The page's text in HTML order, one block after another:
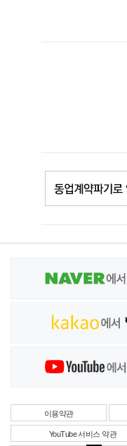
이용약관
YouTube 서비스 약관